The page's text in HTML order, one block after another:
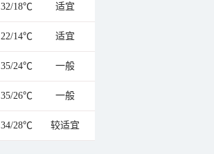
32/18℃ 适宜
22/14℃ 适宜
35/24℃ 一般
35/26℃ 一般
34/28℃ 较适宜